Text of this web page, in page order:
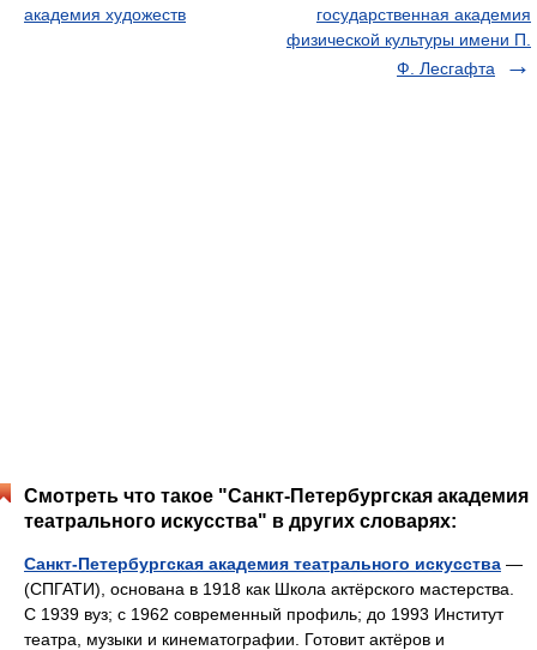
академия художеств
государственная академия
физической культуры имени П.
Ф. Лесгафта
Смотреть что такое "Санкт-Петербургская академия
театрального искусства" в других словарях:
Санкт-Петербургская академия театрального искусства —
(СПГАТИ), основана в 1918 как Школа актёрского мастерства.
С 1939 вуз; с 1962 современный профиль; до 1993 Институт
театра, музыки и кинематографии. Готовит актёров и